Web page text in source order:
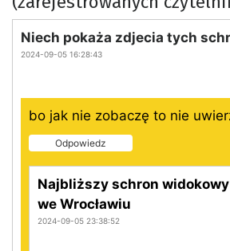
Niech pokaża zdjecia tych
2024-09-05 16:28:43
bo jak nie zobaczę to nie
Odpowiedz
Najbliższy schron
we Wrocławiu
2024-09-05 23:38:52